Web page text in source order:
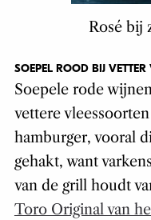
Rosé bij
SOEPEL ROOD BIJ VETTER
Soepele rode
vettere
hamburger, vooral
gehakt, want
van de grill houdt
Toro Original van